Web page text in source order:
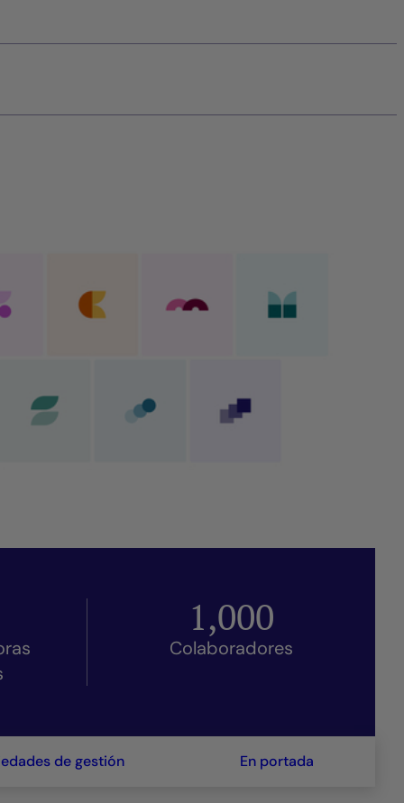
1,000
Colaboradores
de gestión En portada